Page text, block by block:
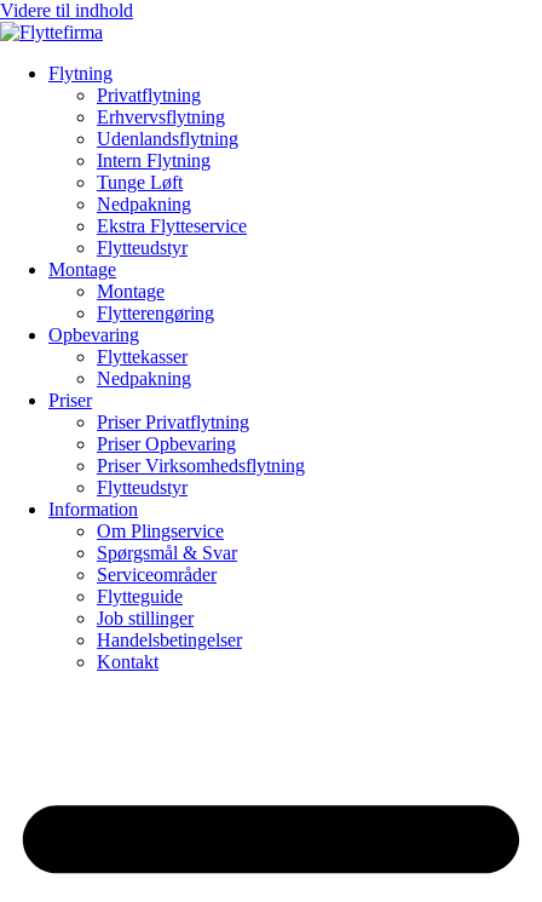
Videre til indhold
Flytning
Privatflytning
Erhvervsflytning
Udenlandsflytning
Intern Flytning
Tunge Løft
Nedpakning
Ekstra Flytteservice
Flytteudstyr
Montage
Montage
Flytterengøring
Opbevaring
Flyttekasser
Nedpakning
Priser
Priser Privatflytning
Priser Opbevaring
Priser Virksomhedsflytning
Flytteudstyr
Information
Om Plingservice
Spørgsmål & Svar
Serviceområder
Flytteguide
Job stillinger
Handelsbetingelser
Kontakt